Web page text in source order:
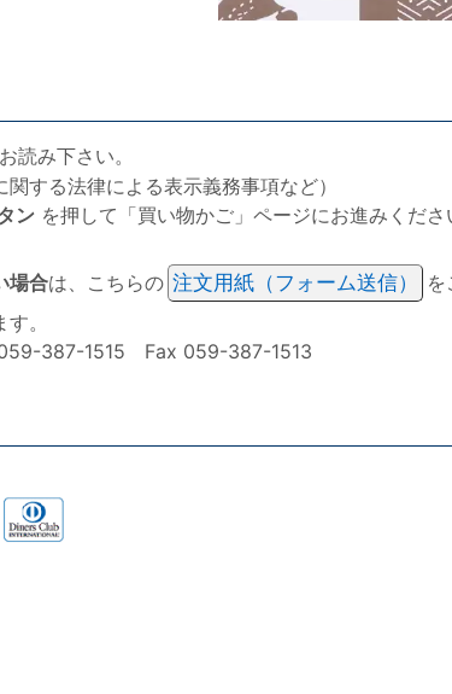
読み下さい。
する法律による表示義務事項など）
ン を押して「買い物かご」ページにお進みくだ
場合は、こちらの 注文用紙（フォーム送信）
。
387-1515 Fax 059-387-1513